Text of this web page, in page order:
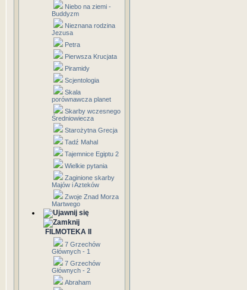
Niebo na ziemi -
Buddyzm
Nieznana rodzina
Jezusa
Petra
Pierwsza Krucjata
Piramidy
Scjentologia
Skala
porównawcza planet
Skarby wczesnego
Średniowiecza
Starożytna Grecja
Tadź Mahal
Tajemnice Egiptu 2
Wielkie pytania
Zaginione skarby
Majów i Azteków
Zwoje Znad Morza
Martwego
FILMOTEKA II
7 Grzechów
Głównych - 1
7 Grzechów
Głównych - 2
Abraham